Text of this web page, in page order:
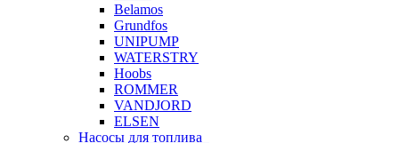
Belamos
Grundfos
UNIPUMP
WATERSTRY
Hoobs
ROMMER
VANDJORD
ELSEN
Насосы для топлива